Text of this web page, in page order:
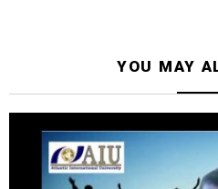
YOU MAY